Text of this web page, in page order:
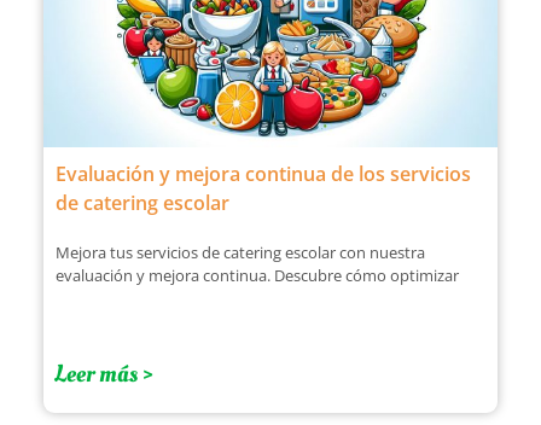
Evaluación y mejora continua de los servicios
de catering escolar
Mejora tus servicios de catering escolar con nuestra
evaluación y mejora continua. Descubre cómo optimizar
Leer más >